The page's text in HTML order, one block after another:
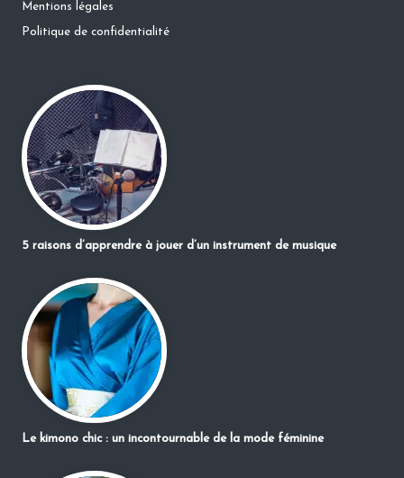
Mentions légales
Politique de confidentialité
5 raisons d’apprendre à jouer d’un instrument de musique
Le kimono chic : un incontournable de la mode féminine